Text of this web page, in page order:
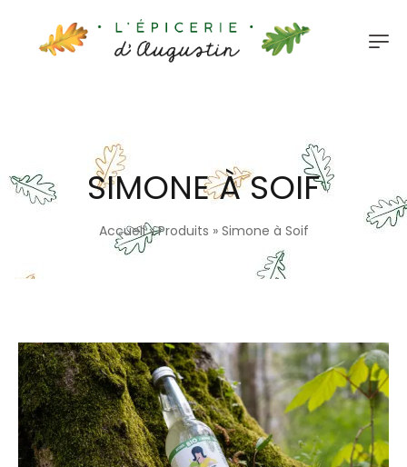
SIMONE À SOIF
Accueil»Produits » Simone à Soif